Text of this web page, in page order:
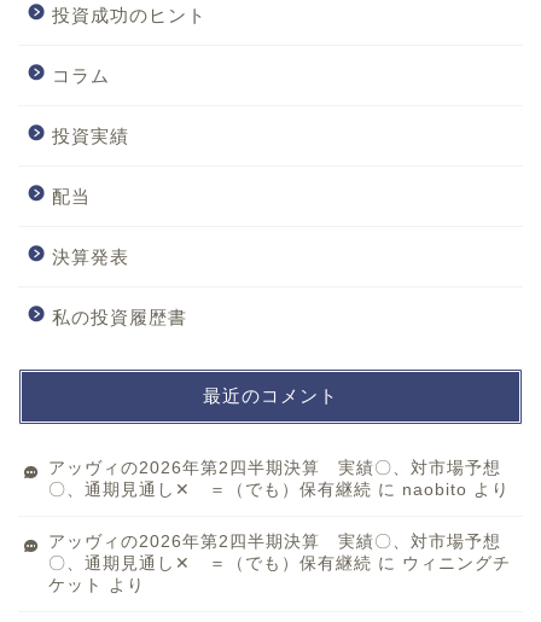
投資成功のヒント
コラム
投資実績
配当
決算発表
私の投資履歴書
最近のコメント
アッヴィの2026年第2四半期決算 実績〇、対市場予想
〇、通期見通し✕ ＝（でも）保有継続 に naobito より
アッヴィの2026年第2四半期決算 実績〇、対市場予想
〇、通期見通し✕ ＝（でも）保有継続 に ウィニングチ
ケット
より